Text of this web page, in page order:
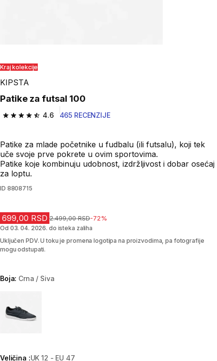
Kraj kolekcije
KIPSTA
Patike za futsal 100
4.6
4.6 od 5 zvezdica from 465 Recenzije
465 RECENZIJE
Patike za mlade početnike u fudbalu (ili futsalu), koji tek
uče svoje prve pokrete u ovim sportovima.
Patike koje kombinuju udobnost, izdržljivost i dobar osećaj
za loptu.
ID 8808715
699,00 RSD Cena pre sniženja
2.499,00 RSD-72%
Od 03. 04. 2026. do isteka zaliha
Uključen PDV. U toku je promena logotipa na proizvodima, pa fotografije
mogu odstupati.
Boja: Crna / Siva
Veličina :UK 12 - EU 47